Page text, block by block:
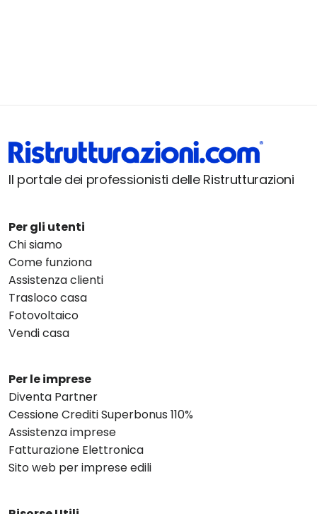
Il portale dei professionisti delle Ristrutturazioni
Per gli utenti
Chi siamo
Come funziona
Assistenza clienti
Trasloco casa
Fotovoltaico
Vendi casa
Per le imprese
Diventa Partner
Cessione Crediti Superbonus 110%
Assistenza imprese
Fatturazione Elettronica
Sito web per imprese edili